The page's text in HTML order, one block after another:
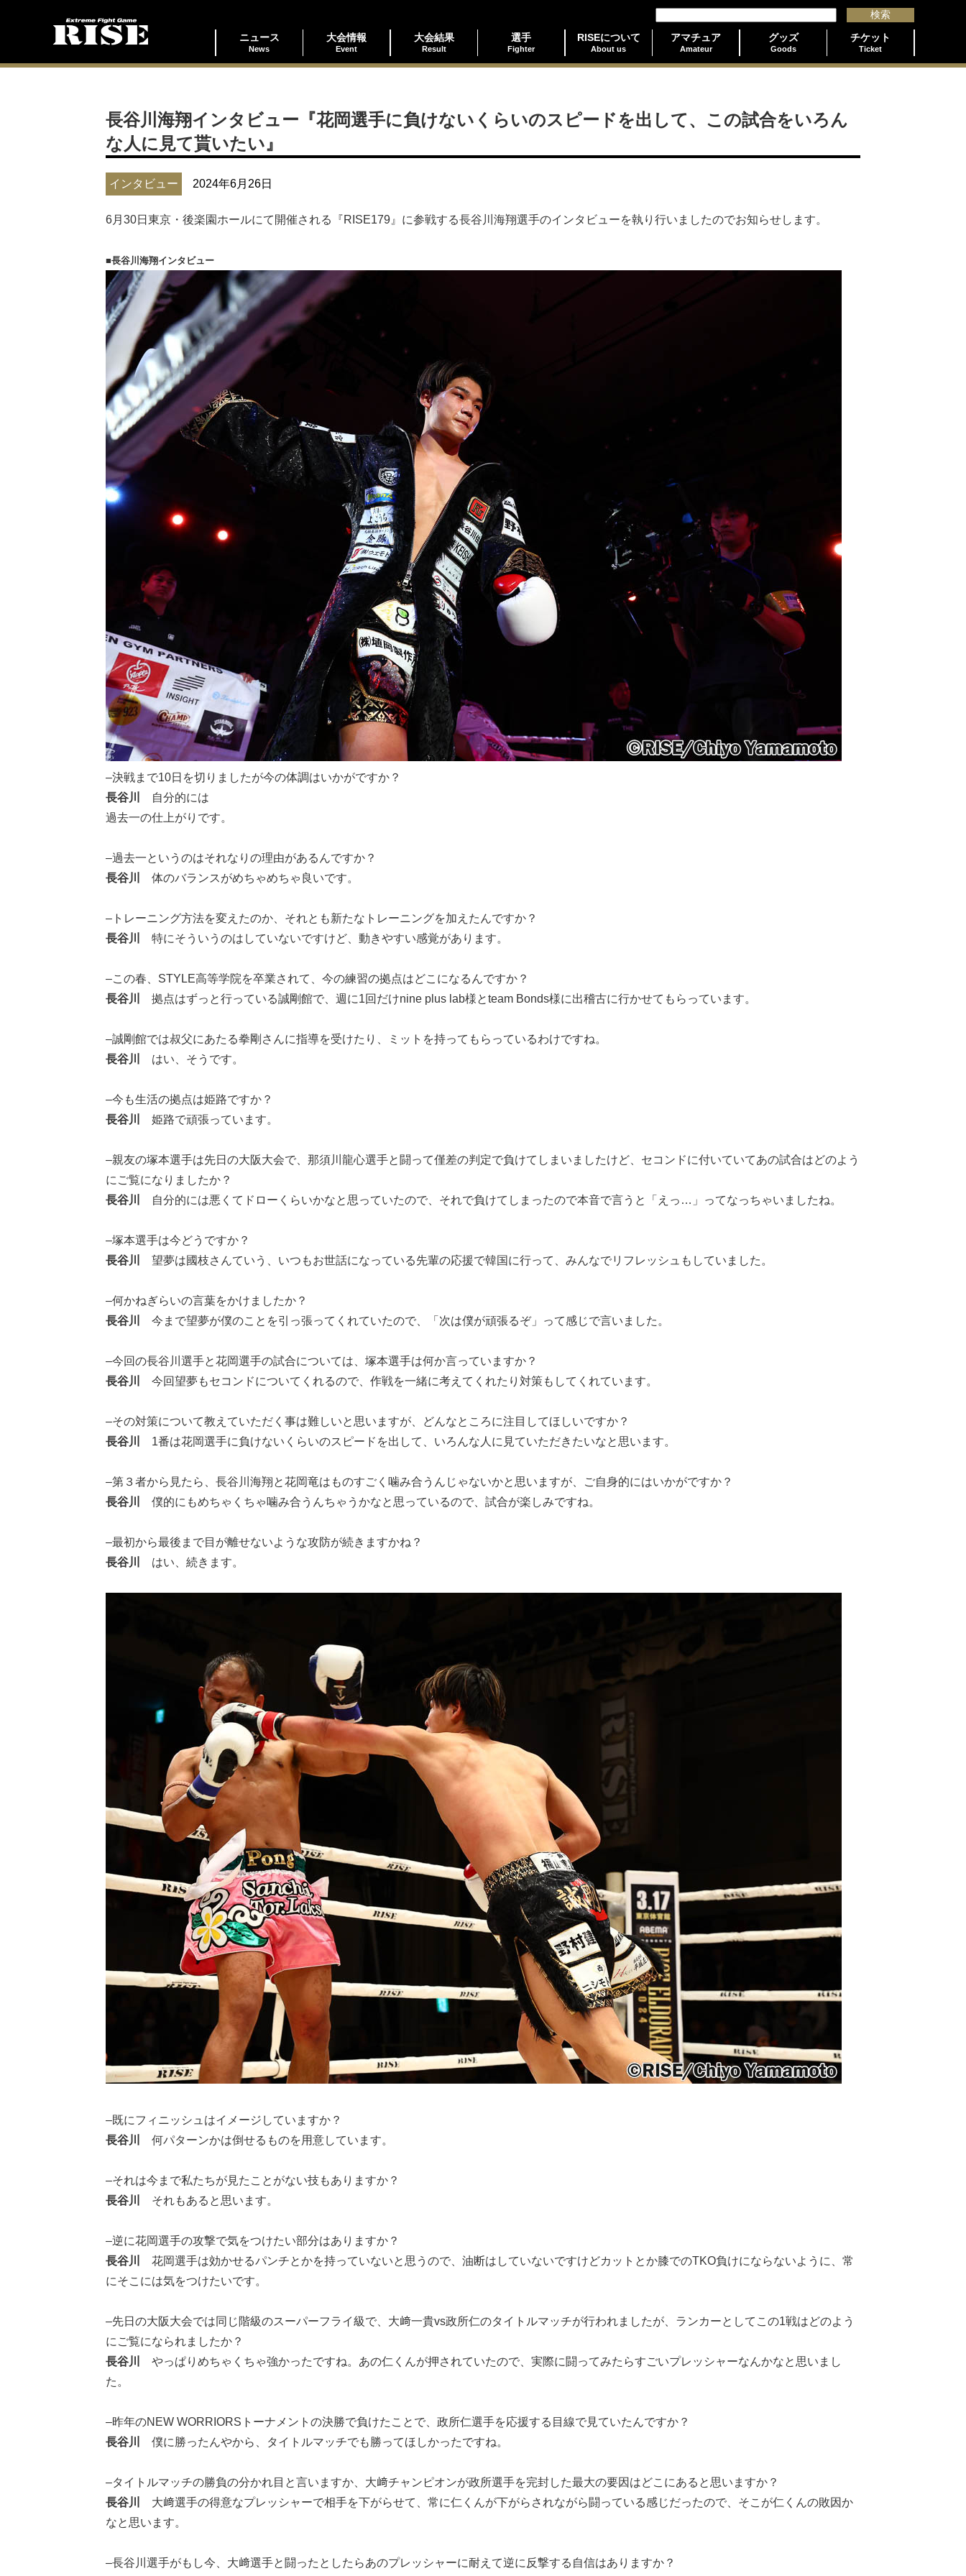
ニュース
News
大会情報
Event
大会結果
Result
選手
Fighter
RISEについて
About us
アマチュア
Amateur
グッズ
Goods
チケット
Ticket
長谷川海翔インタビュー『花岡選手に負けないくらいのスピードを出して、この試合をいろん
な人に見て貰いたい』
インタビュー 2024年6月26日
6月30日東京・後楽園ホールにて開催される『RISE179』に参戦する長谷川海翔選手のインタビューを執り行いましたのでお知らせします。
■長谷川海翔インタビュー
–決戦まで10日を切りましたが今の体調はいかがですか？
長谷川
自分的には
過去一の仕上がりです。
–過去一というのはそれなりの理由があるんですか？
長谷川
体のバランスがめちゃめちゃ良いです。
–トレーニング方法を変えたのか、それとも新たなトレーニングを加えたんですか？
長谷川
特にそういうのはしていないですけど、動きやすい感覚があります。
–この春、STYLE高等学院を卒業されて、今の練習の拠点はどこになるんですか？
長谷川
拠点はずっと行っている誠剛館で、週に1回だけnine plus lab様とteam Bonds様に出稽古に行かせてもらっています。
–誠剛館では叔父にあたる拳剛さんに指導を受けたり、ミットを持ってもらっているわけですね。
長谷川
はい、そうです。
–今も生活の拠点は姫路ですか？
長谷川
姫路で頑張っています。
–親友の塚本選手は先日の大阪大会で、那須川龍心選手と闘って僅差の判定で負けてしまいましたけど、セコンドに付いていてあの試合はどのよう
にご覧になりましたか？
長谷川
自分的には悪くてドローくらいかなと思っていたので、それで負けてしまったので本音で言うと「えっ…」ってなっちゃいましたね。
–塚本選手は今どうですか？
長谷川
望夢は國枝さんていう、いつもお世話になっている先輩の応援で韓国に行って、みんなでリフレッシュもしていました。
–何かねぎらいの言葉をかけましたか？
長谷川
今まで望夢が僕のことを引っ張ってくれていたので、「次は僕が頑張るぞ」って感じで言いました。
–今回の長谷川選手と花岡選手の試合については、塚本選手は何か言っていますか？
長谷川
今回望夢もセコンドについてくれるので、作戦を一緒に考えてくれたり対策もしてくれています。
–その対策について教えていただく事は難しいと思いますが、どんなところに注目してほしいですか？
長谷川
1番は花岡選手に負けないくらいのスピードを出して、いろんな人に見ていただきたいなと思います。
–第３者から見たら、長谷川海翔と花岡竜はものすごく噛み合うんじゃないかと思いますが、ご自身的にはいかがですか？
長谷川
僕的にもめちゃくちゃ噛み合うんちゃうかなと思っているので、試合が楽しみですね。
–最初から最後まで目が離せないような攻防が続きますかね？
長谷川
はい、続きます。
–既にフィニッシュはイメージしていますか？
長谷川
何パターンかは倒せるものを用意しています。
–それは今まで私たちが見たことがない技もありますか？
長谷川
それもあると思います。
–逆に花岡選手の攻撃で気をつけたい部分はありますか？
長谷川
花岡選手は効かせるパンチとかを持っていないと思うので、油断はしていないですけどカットとか膝でのTKO負けにならないように、常
にそこには気をつけたいです。
–先日の大阪大会では同じ階級のスーパーフライ級で、大﨑一貴vs政所仁のタイトルマッチが行われましたが、ランカーとしてこの1戦はどのよう
にご覧になられましたか？
長谷川
やっぱりめちゃくちゃ強かったですね。あの仁くんが押されていたので、実際に闘ってみたらすごいプレッシャーなんかなと思いまし
た。
–昨年のNEW WORRIORSトーナメントの決勝で負けたことで、政所仁選手を応援する目線で見ていたんですか？
長谷川
僕に勝ったんやから、タイトルマッチでも勝ってほしかったですね。
–タイトルマッチの勝負の分かれ目と言いますか、大﨑チャンピオンが政所選手を完封した最大の要因はどこにあると思いますか？
長谷川
大﨑選手の得意なプレッシャーで相手を下がらせて、常に仁くんが下がらされながら闘っている感じだったので、そこが仁くんの敗因か
なと思います。
–長谷川選手がもし今、大﨑選手と闘ったとしたらあのプレッシャーに耐えて逆に反撃する自信はありますか？